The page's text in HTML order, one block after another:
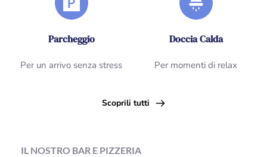
Parcheggio
Per un arrivo senza stress
Doccia Calda
Per momenti di relax
Scoprili tutti
IL NOSTRO BAR E PIZZERIA